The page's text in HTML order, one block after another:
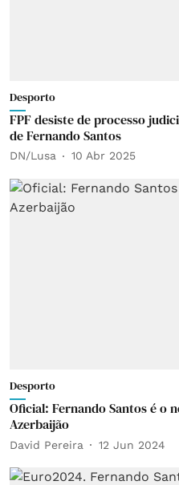
Desporto
FPF desiste de processo
de Fernando Santos
DN/Lusa 10 Abr 2025
Desporto
Oficial: Fernando Santos é o
Azerbaijão
David Pereira 12 Jun 2024